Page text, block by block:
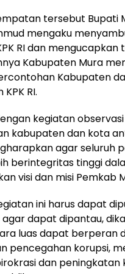
tersebut Bupati
mengaku
RI dan mengucapkan
Kabupaten Mura
Kabupaten
RI.
kegiatan
kabupaten dan kota
agar seluruh
berintegritas tinggi
visi dan misi Pemkab
ini harus dapat
dapat dipantau,
luas dapat berperan
pencegahan korupsi,
dan peningkatan